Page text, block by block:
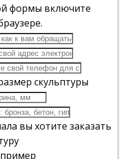
формы включите
скульптуры
вы хотите заказать